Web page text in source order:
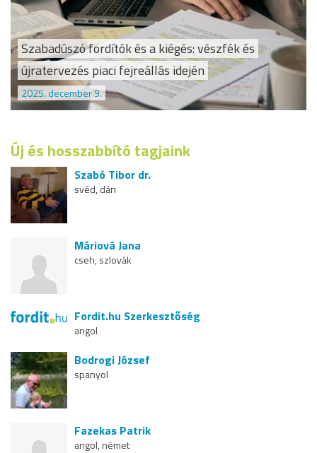
Szabadúszó fordítók és a kiégés: vészfék és
újratervezés piaci fejreállás idején
2025. december 9.
Új és hosszabbító tagjaink
Szabó Tibor dr.
svéd, dán
Máriová Jana
cseh, szlovák
Fordit.hu Szerkesztőség
angol
Bodrogi József
spanyol
Fazekas Patrik
angol, német